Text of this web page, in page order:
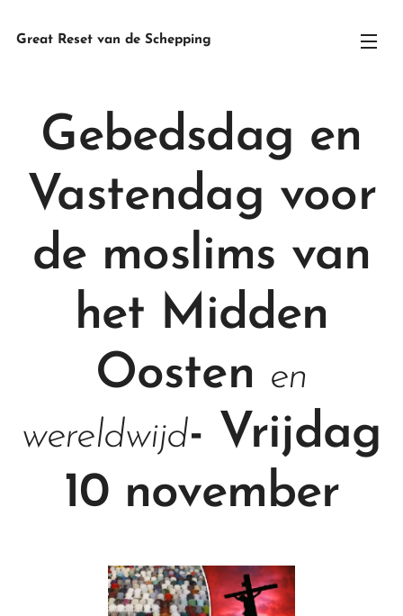
Great Reset van de Schepping
Gebedsdag en
Vastendag voor
de moslims van
het Midden
Oosten en
wereldwijd- Vrijdag
10 november